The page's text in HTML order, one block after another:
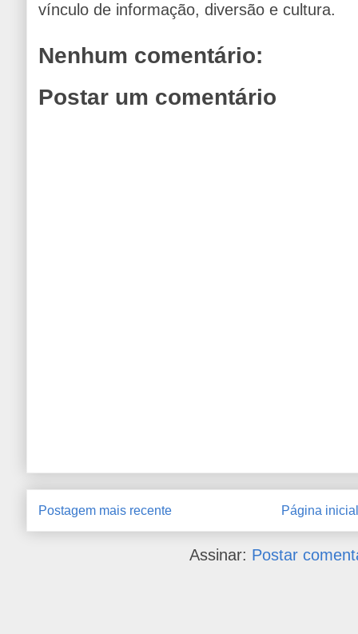
vínculo de informação, diversão e cultura.
Nenhum comentário:
Postar um comentário
Postagem mais recente Página inicial
Assinar: Postar